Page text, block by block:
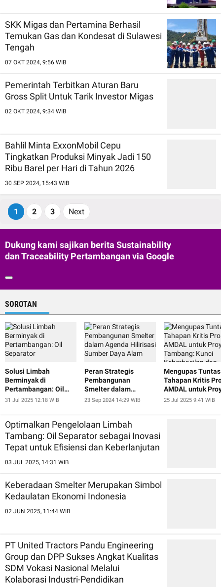
SKK Migas dan Pertamina Berhasil
Temukan Gas dan Kondesat di Sulawesi
Tengah
07 OKT 2024, 9:56 WIB
Pemerintah Terbitkan Aturan Baru
Gross Split Untuk Tarik Investor Migas
02 OKT 2024, 9:34 WIB
Bahlil Minta ExxonMobil Cepu
Tingkatkan Produksi Minyak Jadi 150
Ribu Barel per Hari di Tahun 2026
30 SEP 2024, 15:43 WIB
1 2 3 Next
Dukung kami sajikan berita Sustainability
dan Traceability Pertambangan via Google
SOROTAN
Solusi Limbah
Berminyak di
Pertambangan: Oil
Separator
31 Jul 2025 12:18 WIB
Peran Strategis
Pembangunan
Smelter dalam
Agenda Hilirisasi
23 Sep 2024 14:29 WIB
Mengupas Tuntas
Tahapan Kritis
AMDAL untuk
Tambang: Kunci
25 Jul 2025 9:41 WIB
Optimalkan Pengelolaan Limbah
Tambang: Oil Separator sebagai Inovasi
Tepat untuk Efisiensi dan Keberlanjutan
03 JUL 2025, 14:31 WIB
Keberadaan Smelter Merupakan Simbol
Kedaulatan Ekonomi Indonesia
02 JUN 2025, 11:44 WIB
PT United Tractors Pandu Engineering
Group dan DPP Sukses Angkat Kualitas
SDM Vokasi Nasional Melalui
Kolaborasi Industri-Pendidikan